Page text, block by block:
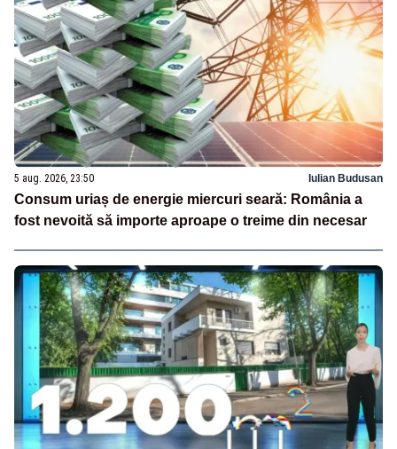
5 aug. 2026, 23:50 Iulian Budusan
Consum uriaș de energie miercuri seară: România a
fost nevoită să importe aproape o treime din necesar